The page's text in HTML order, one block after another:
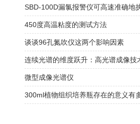
450度高温粘度的测试方法
谈谈96孔氮吹仪这两个影响因素
微型成像光谱仪